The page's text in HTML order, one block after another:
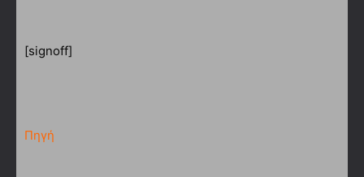
[signoff]
Πηγή